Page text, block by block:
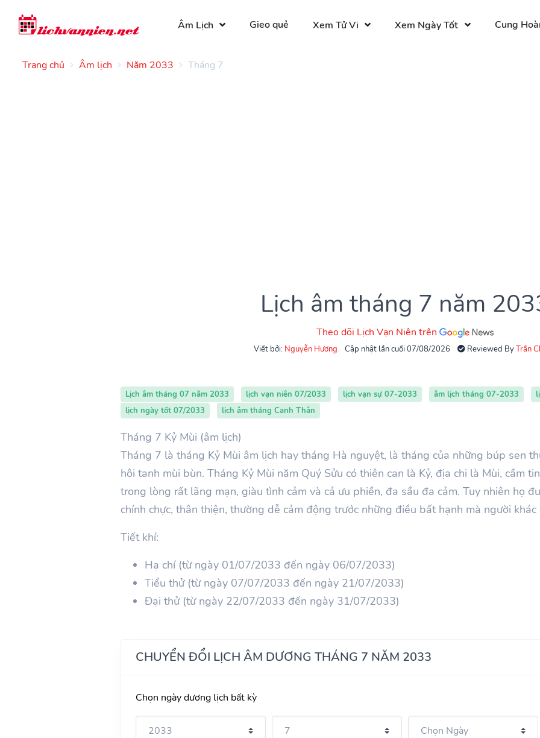
Âm Lịch Gieo quẻ Xem Tử Vi Xem Ngày Tốt Cung
Trang chủ Âm lịch Năm 2033 Tháng 7
Lịch âm tháng 7 năm
Theo dõi Lịch Vạn Niên trên
Viết bởi: Nguyễn Hương Cập nhật lần cuối 07/08/2026 Reviewed ByTrần
Lịch âm tháng 07 năm 2033 lịch vạn niên 07/2033 lịch vạn sự 07-2033 âm lịch tháng 07-2033
lịch ngày tốt 07/2033
lịch âm tháng Canh Thân
Tháng 7 Kỷ Mùi (âm lịch)
Tháng 7 là tháng KỷMùi âm lịch hay tháng Hà nguyệt, là tháng của những búp sen
hôi tanh mùi bùn. Tháng KỷMùi năm Quý Sửu có thiên can là Kỷ, địa chi là Mùi, cầm
trong lòng rất lãng mạn, giàu tình cảm và cả ưu phiền, đa sầu đa cảm. Tuy nhiên họ
chính chực, thân thiện, thường dễ cảm động trước những điều bất hạnh mà người
Tiết khí:
Hạ chí (từ ngày 01/07/2033 đến ngày 06/07/2033)
Tiểu thử (từ ngày 07/07/2033 đến ngày 21/07/2033)
Đại thử (từ ngày 22/07/2033 đến ngày 31/07/2033)
CHUYỂN ĐỔI LỊCH ÂM DƯƠNG THÁNG 7 NĂM 2033
Chọn ngày dương lịch bất kỳ